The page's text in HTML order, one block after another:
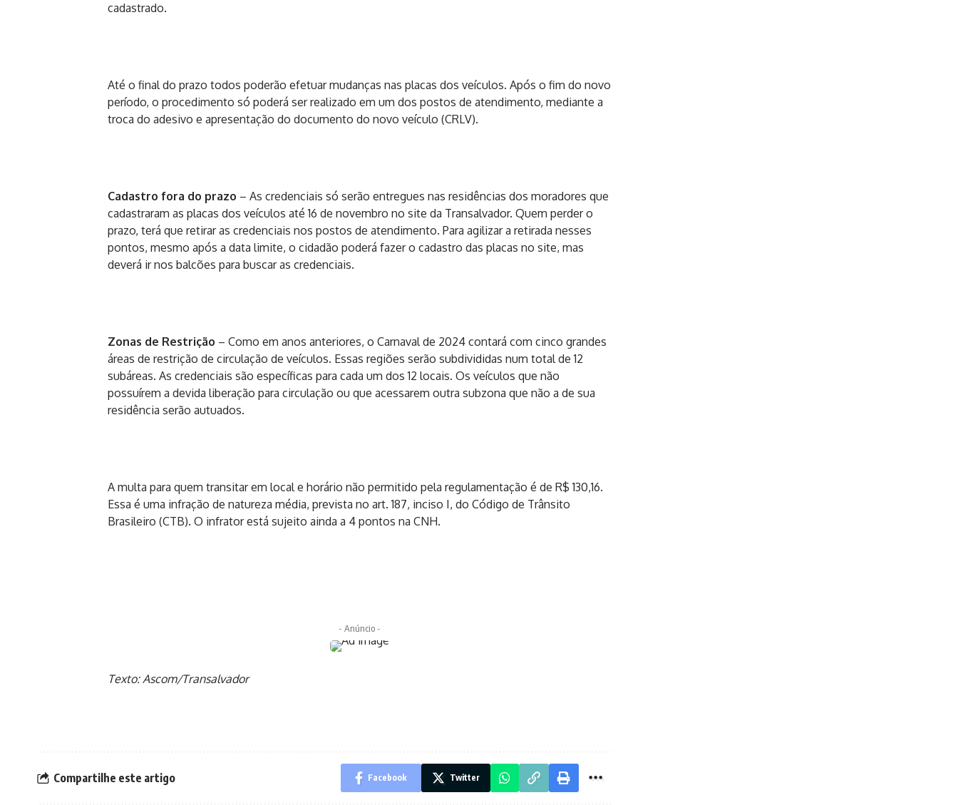
cadastrado.
Até o final do prazo todos poderão efetuar mudanças nas placas dos veículos. Após o fim do novo
período, o procedimento só poderá ser realizado em um dos postos de atendimento, mediante a
troca do adesivo e apresentação do documento do novo veículo (CRLV).
Cadastro fora do prazo – As credenciais só serão entregues nas residências dos moradores que
cadastraram as placas dos veículos até 16 de novembro no site da Transalvador. Quem perder o
prazo, terá que retirar as credenciais nos postos de atendimento. Para agilizar a retirada nesses
pontos, mesmo após a data limite, o cidadão poderá fazer o cadastro das placas no site, mas
deverá ir nos balcões para buscar as credenciais.
Zonas de Restrição – Como em anos anteriores, o Carnaval de 2024 contará com cinco grandes
áreas de restrição de circulação de veículos. Essas regiões serão subdivididas num total de 12
subáreas. As credenciais são específicas para cada um dos 12 locais. Os veículos que não
possuírem a devida liberação para circulação ou que acessarem outra subzona que não a de sua
residência serão autuados.
A multa para quem transitar em local e horário não permitido pela regulamentação é de R$ 130,16.
Essa é uma infração de natureza média, prevista no art. 187, inciso I, do Código de Trânsito
Brasileiro (CTB). O infrator está sujeito ainda a 4 pontos na CNH.
- Anúncio -
Texto: Ascom/Transalvador
Compartilhe este artigo Facebook Twitter